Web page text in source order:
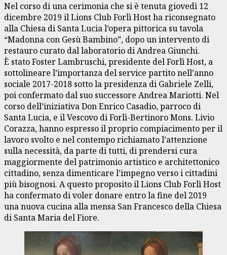
Nel corso di una cerimonia che si è tenuta giovedì 12
dicembre 2019 il Lions Club Forlì Host ha riconsegnato
alla Chiesa di Santa Lucia l’opera pittorica su tavola
“Madonna con Gesù Bambino”, dopo un intervento di
restauro curato dal laboratorio di Andrea Giunchi.
È stato Foster Lambruschi, presidente del Forlì Host, a
sottolineare l’importanza del service partito nell’anno
sociale 2017-2018 sotto la presidenza di Gabriele Zelli,
poi confermato dal suo successore Andrea Mariotti. Nel
corso dell’iniziativa Don Enrico Casadio, parroco di
Santa Lucia, e il Vescovo di Forlì-Bertinoro Mons. Livio
Corazza, hanno espresso il proprio compiacimento per il
lavoro svolto e nel contempo richiamato l’attenzione
sulla necessità, da parte di tutti, di prendersi cura
maggiormente del patrimonio artistico e architettonico
cittadino, senza dimenticare l’impegno verso i cittadini
più bisognosi. A questo proposito il Lions Club Forlì Host
ha confermato di voler donare entro la fine del 2019
una nuova cucina alla mensa San Francesco della Chiesa
di Santa Maria del Fiore.